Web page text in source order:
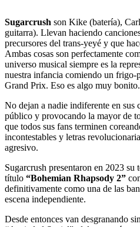
Sugarcrush son Kike (batería),
guitarra). Llevan haciendo
precursores del trans-yeyé y que
Ambas cosas son perfectamente
universo musical siempre es la
nuestra infancia comiendo un frigo-
Grand Prix. Eso es algo muy bonito.
No dejan a nadie indiferente en sus
público y provocando la mayor de
que todos sus fans terminen
incontestables y letras
agresivo.
Sugarcrush presentaron en 2023 su
título “Bohemian Rhapsody 2”
definitivamente como una de las
escena independiente.
Desde entonces van desgranando